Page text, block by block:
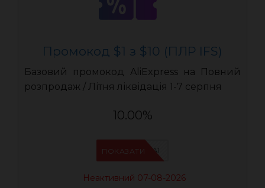
Промокод $1 з $10 (ПЛР IFS)
Базовий промокод AliExpress на Повний
розпродаж / Літня ліквідація 1-7 серпня
10.00%
IFSCDUA1
ПОКАЗАТИ
Неактивний 07-08-2026